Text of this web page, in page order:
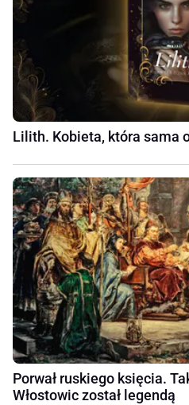
Lilith. Kobieta, która sama
Porwał ruskiego księcia.
Włostowic został legendą